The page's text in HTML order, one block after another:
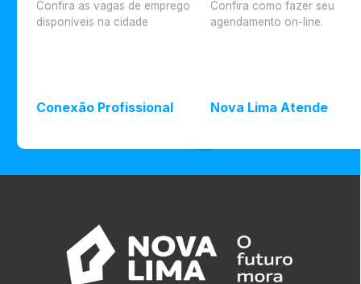
Confira as vagas de emprego
disponíveis na cidade
Conexão Profissional
Confira como fazer seu
agendamento on-line.
Nova Lima Atende